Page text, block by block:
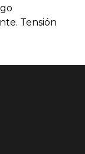
Tensión